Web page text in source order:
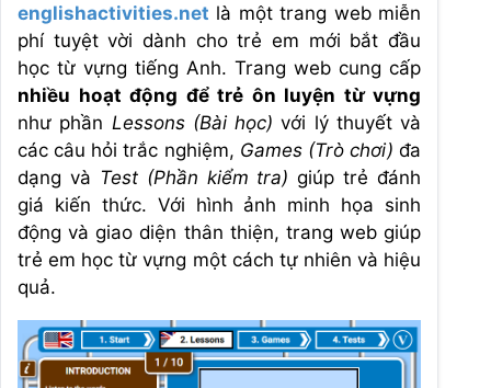
englishactivities.net là một trang web miễn
phí tuyệt vời dành cho trẻ em mới bắt đầu
học từ vựng tiếng Anh. Trang web cung cấp
nhiều hoạt động để trẻ ôn luyện từ vựng
như phần Lessons (Bài học) với lý thuyết và
các câu hỏi trắc nghiệm, Games (Trò chơi) đa
dạng và Test (Phần kiểm tra) giúp trẻ đánh
giá kiến thức. Với hình ảnh minh họa sinh
động và giao diện thân thiện, trang web giúp
trẻ em học từ vựng một cách tự nhiên và hiệu
quả.